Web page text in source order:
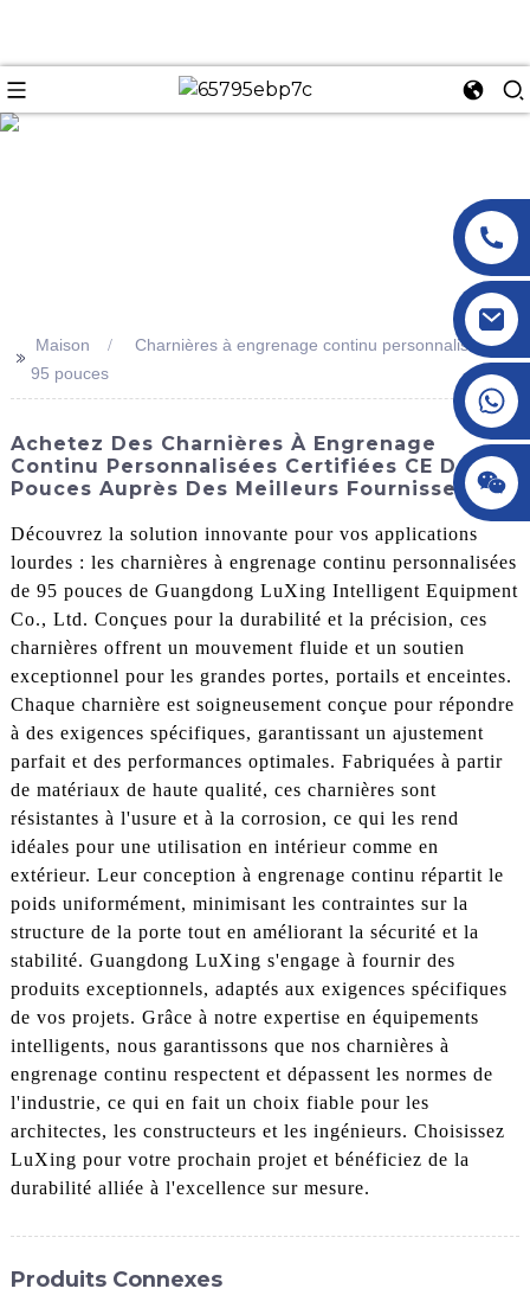
+86 18145770882
+86 18145770882
>>
Maison
Charnières à engrenage continu personnalisées de
95 pouces
Achetez Des Charnières À Engrenage
Continu Personnalisées Certifiées CE De 95
Pouces Auprès Des Meilleurs Fournisseurs.
Découvrez la solution innovante pour vos applications
lourdes : les charnières à engrenage continu personnalisées
de 95 pouces de Guangdong LuXing Intelligent Equipment
Co., Ltd. Conçues pour la durabilité et la précision, ces
charnières offrent un mouvement fluide et un soutien
exceptionnel pour les grandes portes, portails et enceintes.
Chaque charnière est soigneusement conçue pour répondre
à des exigences spécifiques, garantissant un ajustement
parfait et des performances optimales. Fabriquées à partir
de matériaux de haute qualité, ces charnières sont
résistantes à l'usure et à la corrosion, ce qui les rend
idéales pour une utilisation en intérieur comme en
extérieur. Leur conception à engrenage continu répartit le
poids uniformément, minimisant les contraintes sur la
structure de la porte tout en améliorant la sécurité et la
stabilité. Guangdong LuXing s'engage à fournir des
produits exceptionnels, adaptés aux exigences spécifiques
de vos projets. Grâce à notre expertise en équipements
intelligents, nous garantissons que nos charnières à
engrenage continu respectent et dépassent les normes de
l'industrie, ce qui en fait un choix fiable pour les
architectes, les constructeurs et les ingénieurs. Choisissez
LuXing pour votre prochain projet et bénéficiez de la
durabilité alliée à l'excellence sur mesure.
Produits Connexes